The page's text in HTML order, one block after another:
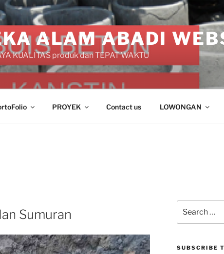
ALAM ABADI
KUALITAS produk dan TEPAT WAKTU
PROYEK Contact us LOWONGAN
Sumuran
for:
SUBSCRIBE